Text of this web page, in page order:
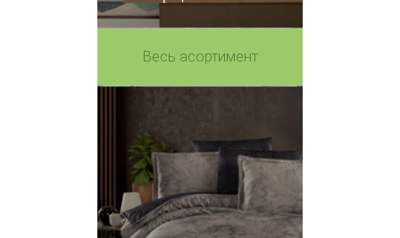
Весь асортимент